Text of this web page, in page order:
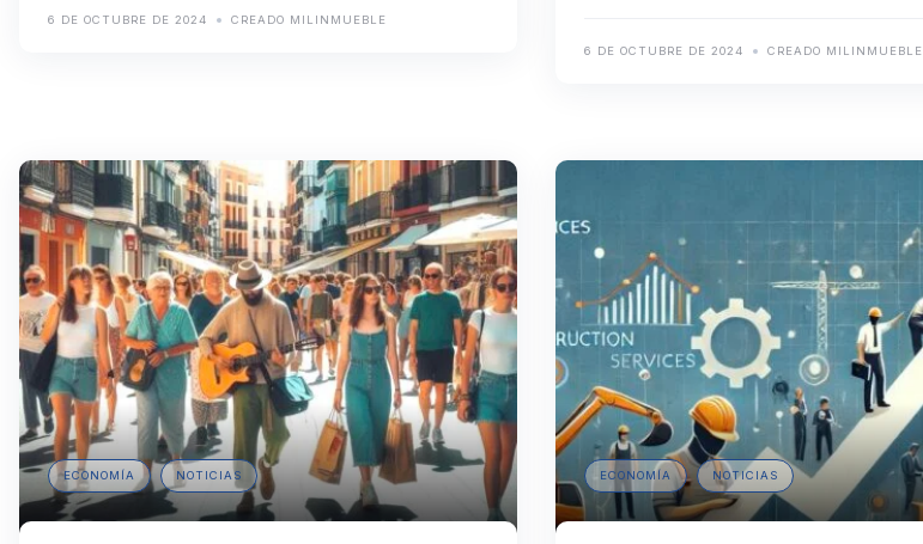
6 DE OCTUBRE DE 2024 CREADO MILINMUEBLE
6 DE OCTUBRE DE 2024 CREADO MILINMUEBLE
ECONOMÍA NOTICIAS ECONOMÍA NOTICIAS